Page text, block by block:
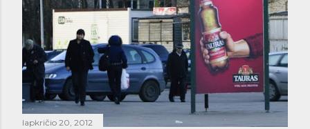
i
m
a
i
lapkričio 20, 2012